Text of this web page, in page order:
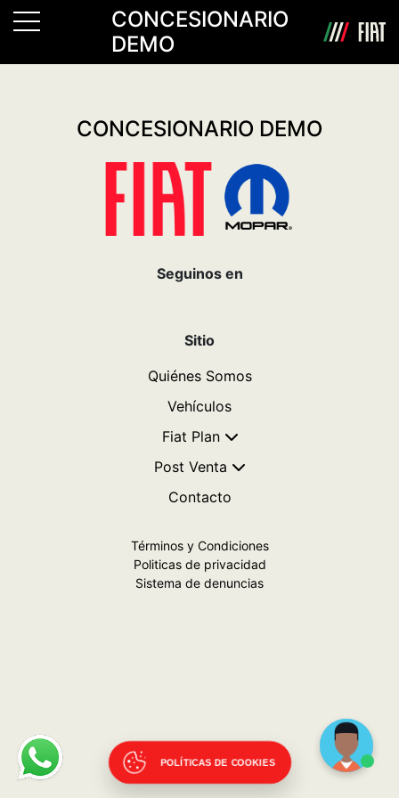
CONCESIONARIO
DEMO
[dextdbkn_steps]
CONCESIONARIO DEMO
Seguinos en
Sitio
Quiénes Somos
Vehículos
Fiat Plan
Post Venta
Contacto
Términos y Condiciones
Politicas de privacidad
Sistema de denuncias
POLÍTICAS DE COOKIES